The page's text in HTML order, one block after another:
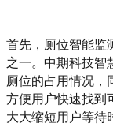
首先，厕位智能监
之一。中期科技智
厕位的占用情况，
方便用户快速找到
大大缩短用户等待